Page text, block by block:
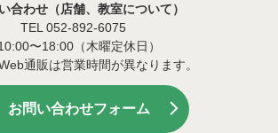
合わせ（店舗、教室について）
TEL 052-892-6075
〜18:00（木曜定休日）
通販は営業時間が異なります。
お問い合わせフォーム